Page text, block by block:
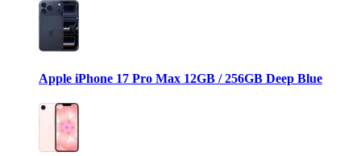
Apple iPhone 17 Pro Max 12GB / 256GB Deep Blue